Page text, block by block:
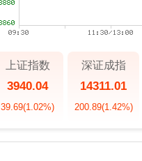
上证指数
3940.04
39.69(1.02%)
深证成指
14311.01
200.89(1.42%)